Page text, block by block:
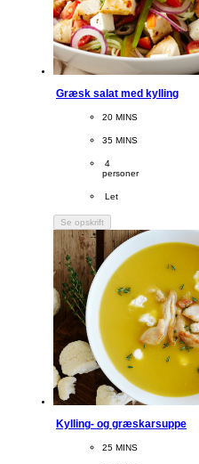
Græsk salat med kylling
CookingTime
20 MINS
PreparationTime
35 MINS
Servings
4
personer
Difficulty
Let
Se opskrift
Kylling- og græskarsuppe
CookingTime
25 MINS